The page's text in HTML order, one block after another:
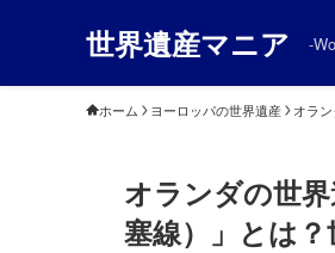
世界遺産マニア -
ホーム ヨーロッパの世界遺産 オラ
オランダの世
塞線）」とは